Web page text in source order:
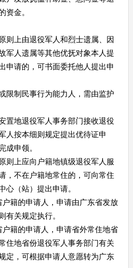
金。
则上由退役军人和烈士遗属、因
军人遗属等其他优抚对象本人提
申请的，可书面委托他人提出申
制民事行为能力人，需由监护
地退役军人事务部门接收退役
人按本细则规定提出优待证申
成申领。
则上应向户籍地镇级退役军人服
，不在户籍地常住的，可向常住
心（站）提出申请。
户籍的申请人，申请由广东省发放
有关规定执行。
户籍的申请人，申请省外常住地省
住地省份退役军人事务部门有关
定，可根据申请人意愿转为广东